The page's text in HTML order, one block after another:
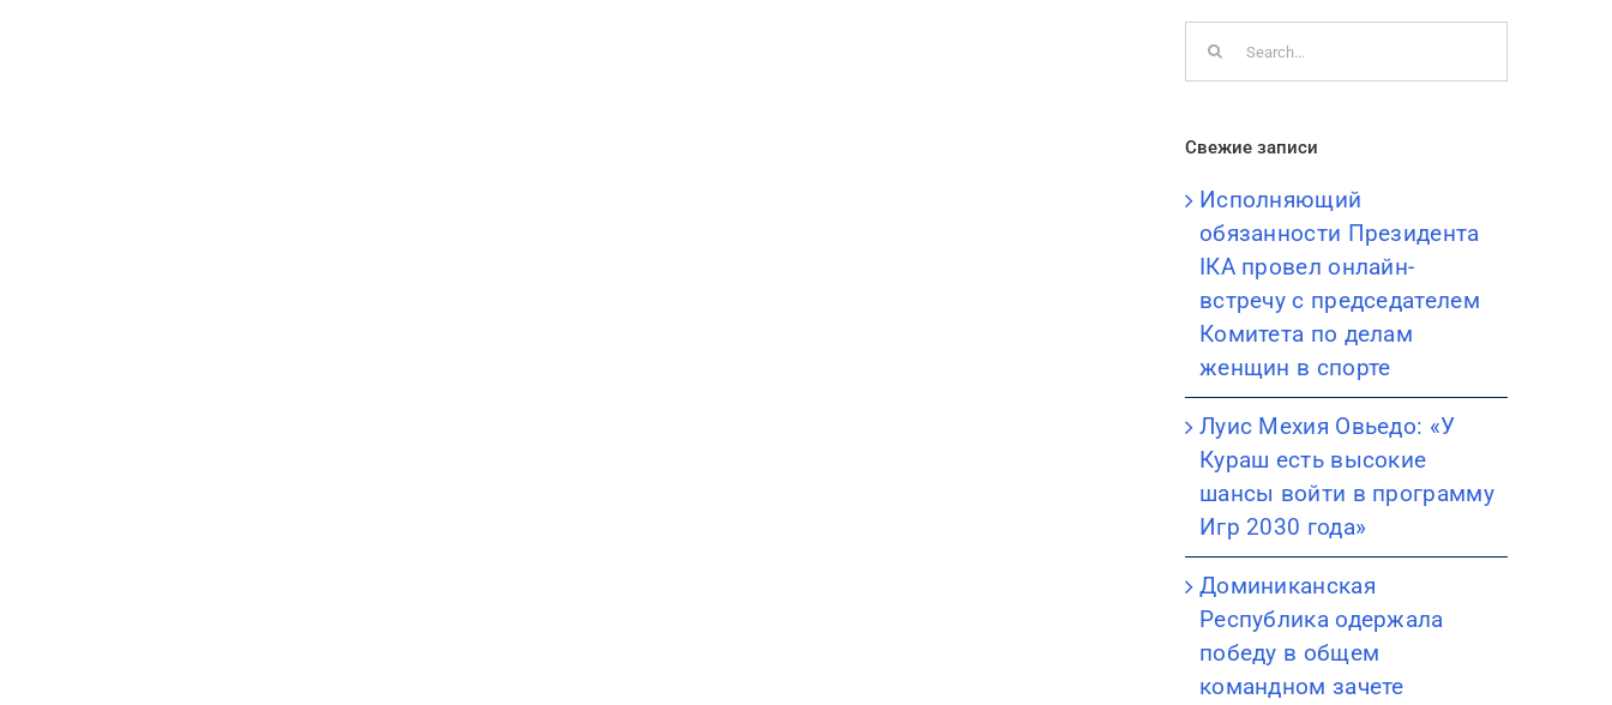
Свежие записи
Исполняющий
обязанности Президента
IКА провел онлайн-
встречу с председателем
Комитета по делам
женщин в спорте
Луис Мехия Овьедо: «У
Кураш есть высокие
шансы войти в программу
Игр 2030 года»
Доминиканская
Республика одержала
победу в общем
командном зачете